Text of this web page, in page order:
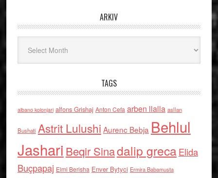
ARKIV
TAGS
albano kolonjari alfons Grishaj Anton Cefa arben llalla asllan
Bushati Astrit Lulushi Aurenc Bebja Behlul
Jashari Beqir Sinadalip grecaElida
Buçpapaj Elmi Berisha Enver Bytyci Ermira Babamusta